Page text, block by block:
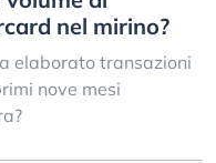
nel mirino?
elaborato transazioni
nove mesi